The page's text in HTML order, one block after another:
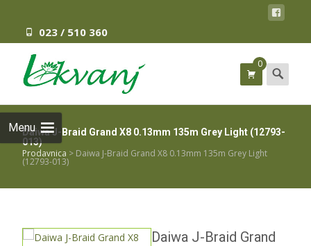
023 / 510 360
Menu
0 Search
for:
Daiwa J-Braid Grand X8 0.13mm 135m Grey Light (12793-
013)
Prodavnica > Daiwa J-Braid Grand X8 0.13mm 135m Grey Light
(12793-013)
Daiwa J-Braid Grand